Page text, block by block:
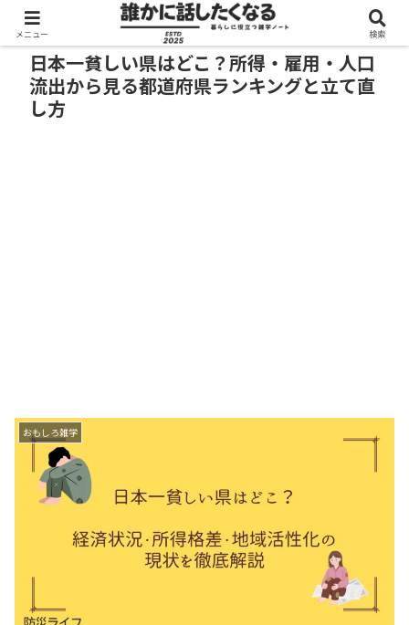
日本一貧しい県はどこ？所得・雇用・人口
流出から見る都道府県ランキングと立て直
し方
おもしろ雑学
メニュー 検索